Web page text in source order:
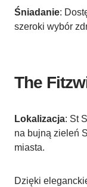
Śniadanie:
szeroki wybór
The
Lokalizacja: St
na bujną zieleń
miasta.
Dzięki